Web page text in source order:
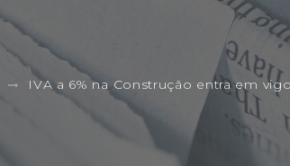
IVA a 6% na Construção entra em